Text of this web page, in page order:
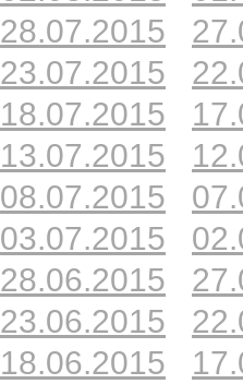
28.07.2015
23.07.2015
18.07.2015
13.07.2015
08.07.2015
03.07.2015
28.06.2015
23.06.2015
18.06.2015